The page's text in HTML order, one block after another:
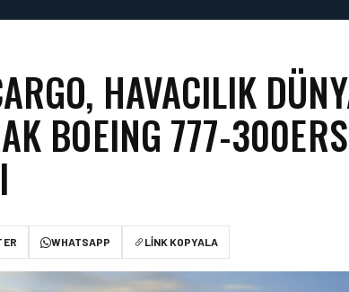
HAVACILIK
BOEING 777-
WHATSAPP LINK KOPYALA